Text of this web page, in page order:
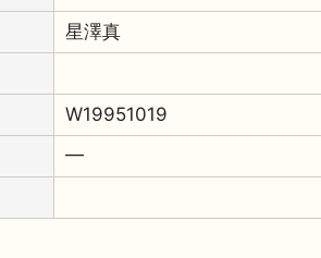
星澤真
W19951019
━